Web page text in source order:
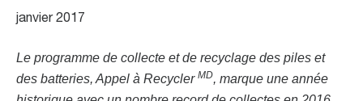
janvier 2017
Le programme de collecte et de recyclage des piles et
des batteries, Appel à Recycler MD, marque une année